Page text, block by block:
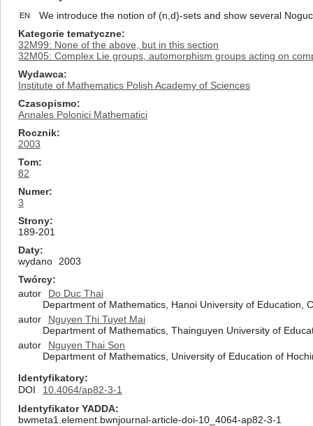
EN
We introduce the notion of (n,d)-sets and show several
Kategorie tematyczne
32M99: None of the above, but in this section
32M05: Complex Lie groups, automorphism groups acting on
Wydawca
Institute of Mathematics Polish Academy of Sciences
Czasopismo
Annales Polonici Mathematici
Rocznik
2003
Tom
82
Numer
3
Strony
189-201
Daty
wydano
2003
Twórcy
autor
Do Duc Thai
Department of Mathematics, Hanoi University of Education,
autor
Nguyen Thi Tuyet Mai
Department of Mathematics, Thainguyen University of
autor
Nguyen Thai Son
Department of Mathematics, University of Education of
Identyfikatory
DOI
10.4064/ap82-3-1
Identyfikator YADDA
bwmeta1.element.bwnjournal-article-doi-10_4064-ap82-3-1